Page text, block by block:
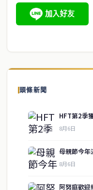
頭條新聞
HFT第2季
8月6日
母親節今
8月6日
阿努庭歡迎